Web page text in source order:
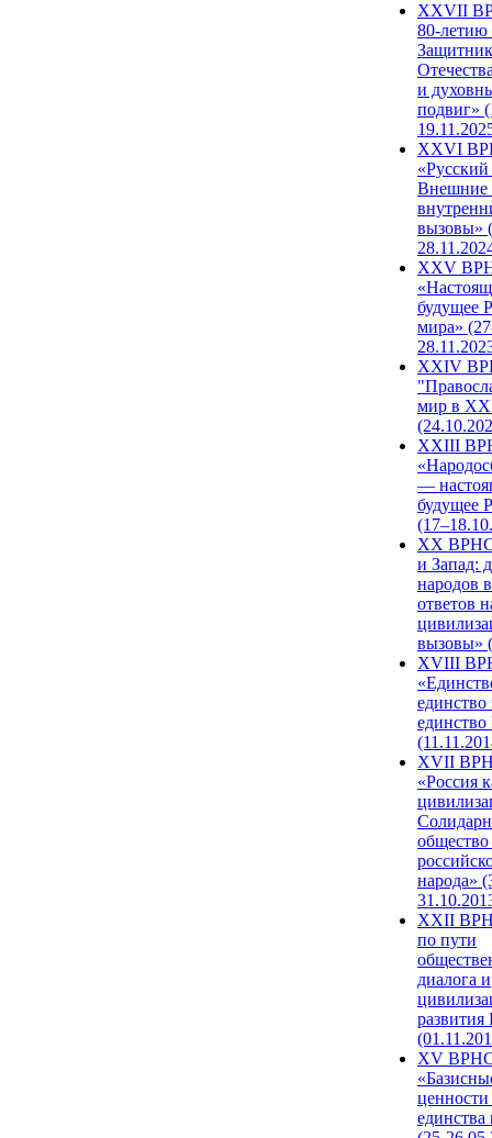
ХХVII
80-
и
подвиг»
XXVI
Внешние
вызовы»
XXV
будущее
мира»
XXIV
мир в
XXIII
—
будущее
XX ВРНС
и Запад:
народов
ответов
вызовы»
XVIII
единство
единство
XVII
«Россия
народа»
XXII
по пути
диалога и
развития
XV
единства